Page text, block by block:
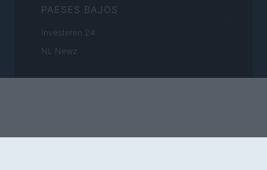
PAESES BAJOS
Investeren 24
NL Newz